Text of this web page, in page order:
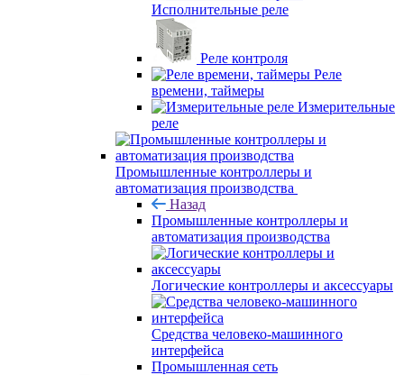
Исполнительные реле
Реле контроля
Реле
времени, таймеры
Измерительные
реле
Промышленные контроллеры и
автоматизация производства
Назад
Промышленные контроллеры и
автоматизация производства
Логические контроллеры и аксессуары
Средства человеко-машинного
интерфейса
Промышленная сеть